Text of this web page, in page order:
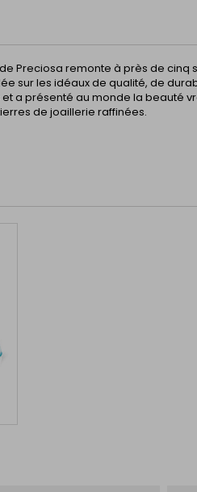
Preciosa remonte à près de cinq
sur les idéaux de qualité, de
a présenté au monde la beauté
de joaillerie raffinées.